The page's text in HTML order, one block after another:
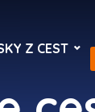
Z CEST